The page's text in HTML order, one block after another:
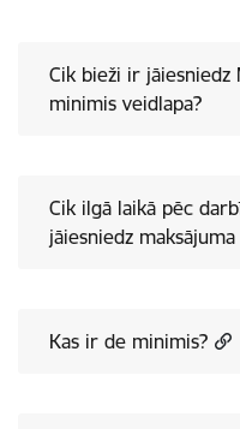
Cik bieži ir jāiesniedz
minimis veidlapa?
Cik ilgā laikā pēc
jāiesniedz
Kas ir de minimis?